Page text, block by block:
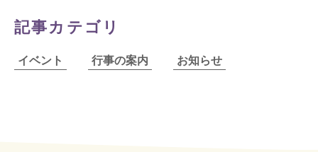
記事カテゴリ
イベント 行事の案内 お知らせ